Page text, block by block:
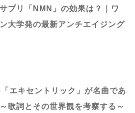
プリ「NMN」の効果は？｜ワ
大学発の最新アンチエイジング
エキセントリック」が名曲であ
歌詞とその世界観を考察する～